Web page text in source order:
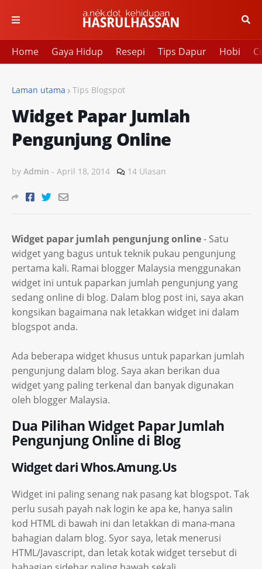
Home Gaya Hidup Resepi Tips Dapur Hobi
Laman utama Tips Blogspot
Widget Papar Jumlah
Pengunjung Online
by Admin - April 18, 2014 14 Ulasan
Widget papar jumlah pengunjung online- Satu
widget yang bagus untuk teknik pukau pengunjung
pertama kali. Ramai blogger Malaysia menggunakan
widget ini untuk paparkan jumlah pengunjung yang
sedang online di blog. Dalam blog post ini, saya akan
kongsikan bagaimana nak letakkan widget ini dalam
blogspot anda.
Ada beberapa widget khusus untuk paparkan jumlah
pengunjung dalam blog. Saya akan berikan dua
widget yang paling terkenal dan banyak digunakan
oleh blogger Malaysia.
Dua Pilihan Widget Papar Jumlah
Pengunjung Online di Blog
Widget dari Whos.Amung.Us
Widget ini paling senang nak pasang kat blogspot. Tak
perlu susah payah nak login ke apa ke, hanya salin
kod HTML di bawah ini dan letakkan di mana-mana
bahagian dalam blog. Syor saya, letak menerusi
HTML/Javascript, dan letak kotak widget tersebut di